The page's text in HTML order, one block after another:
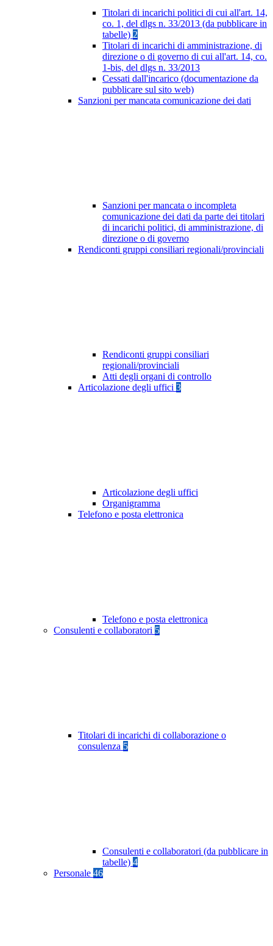
Titolari di incarichi politici di cui all'art. 14,
co. 1, del dlgs n. 33/2013 (da pubblicare in
tabelle) 2
Titolari di incarichi di amministrazione, di
direzione o di governo di cui all'art. 14, co.
1-bis, del dlgs n. 33/2013
Cessati dall'incarico (documentazione da
pubblicare sul sito web)
Sanzioni per mancata comunicazione dei dati
Sanzioni per mancata o incompleta
comunicazione dei dati da parte dei titolari
di incarichi politici, di amministrazione, di
direzione o di governo
Rendiconti gruppi consiliari regionali/provinciali
Rendiconti gruppi consiliari
regionali/provinciali
Atti degli organi di controllo
Articolazione degli uffici 3
Articolazione degli uffici
Organigramma
Telefono e posta elettronica
Telefono e posta elettronica
Consulenti e collaboratori 5
Titolari di incarichi di collaborazione o
consulenza 5
Consulenti e collaboratori (da pubblicare in
tabelle) 4
Personale 46